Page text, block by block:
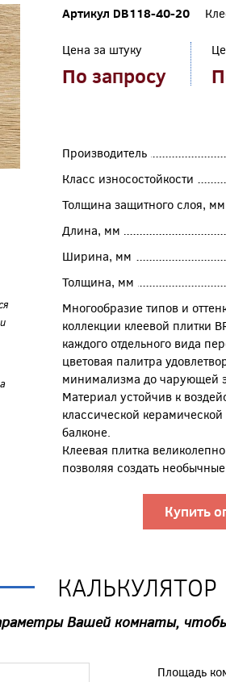
Артикул DB118-40-20
Цена за штуку
По запросу
Производитель
Класс износостойкости
Толщина защитного слоя, мм
Длина, мм
Ширина, мм
Толщина, мм
Многообразие типов и
коллекции клеевой плитки
каждого отдельного вида
цветовая палитра
минимализма до чарующей
Материал устойчив к
классической
балконе.
Клеевая плитка
позволяя создать
Купить
КАЛЬКУЛЯТОР
Вашей комнаты,
Площадь